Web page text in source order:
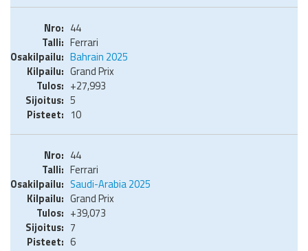
44
Ferrari
Bahrain 2025
Grand Prix
+27,993
5
10
44
Ferrari
Saudi-Arabia 2025
Grand Prix
+39,073
7
6